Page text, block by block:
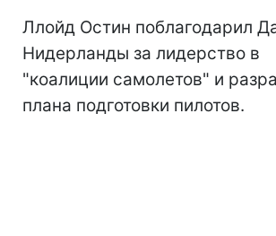
Ллойд Остин поблагодарил
Нидерланды за лидерство в
"коалиции самолетов" и
плана подготовки пилотов.